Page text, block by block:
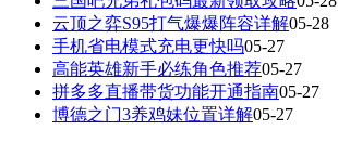
云顶之弈S95打气爆爆阵容详解05-28
手机省电模式充电更快吗05-27
高能英雄新手必练角色推荐05-27
拼多多直播带货功能开通指南05-27
博德之门3养鸡妹位置详解05-27